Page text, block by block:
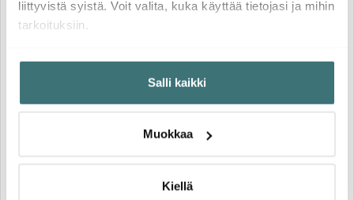
liittyvistä syistä. Voit valita, kuka käyttää tietojasi ja mihin
tarkoituksiin.
Jos sallit, haluamme myös tehdä seuraavia:
Kerätä tietoja maantieteellisestä sijainnistasi,
mahdollisesti muutaman metrin tarkkuudella
aktiivisesti (sormenjäljen muodostaminen)
tiedot-osiossa
Salli kaikki
Muokkaa
Kiellä
Muumi Kulho Piisamirotta
Moomin Arabia
Muumi Kulho Esi-Isä 15 cm
17.43 €